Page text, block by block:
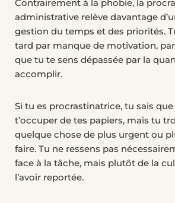
Contrairement à la phobie, la
administrative relève davantage
gestion du temps et des priorités.
tard par manque de motivation,
que tu te sens dépassée par la
accomplir.
Si tu es procrastinatrice, tu sais
t’occuper de tes papiers, mais tu
quelque chose de plus urgent ou
faire. Tu ne ressens pas
face à la tâche, mais plutôt de la
l’avoir reportée.